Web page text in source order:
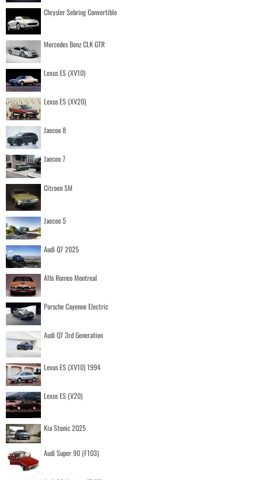
Chrysler Sebring Convertible
Mercedes Benz CLK GTR
Lexus ES (XV10)
Lexus ES (XV20)
Jaecoo 8
Jaecoo 7
Citroen SM
Jaecoo 5
Audi Q7 2025
Alfa Romeo Montreal
Porsche Cayenne Electric
Audi Q7 3rd Generation
Lexus ES (XV10) 1994
Lexus ES (V20)
Kia Stonic 2025
Audi Super 90 (F103)